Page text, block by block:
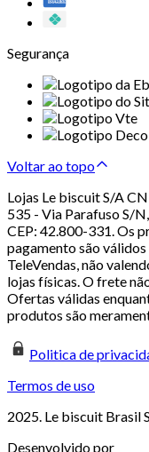
Segurança
Voltar ao topo
Lojas Le biscuit S/A
535 - Via Parafuso S/
CEP: 42.800-331. Os
pagamento são
TeleVendas, não
lojas físicas. O frete
Ofertas válidas
produtos são
Politica de
Termos de uso
2025. Le biscuit Brasil
Desenvolvido por